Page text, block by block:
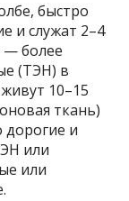
быстро
и служат 2–4
— более
(ТЭН) в
10–15
ткань)
и
или
или